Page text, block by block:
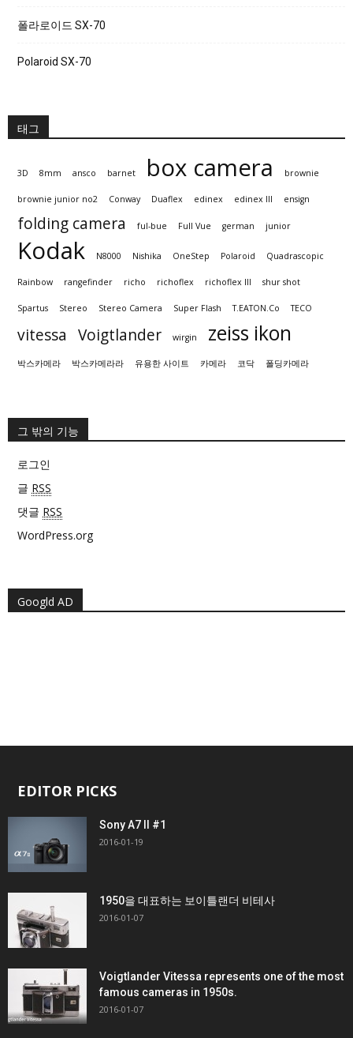
폴라로이드 SX-70
Polaroid SX-70
태그
3D 8mm ansco barnet box camera brownie
brownie junior no2 Conway Duaflex edinex edinex III ensign
folding camera ful-bue Full Vue german junior
Kodak N8000 Nishika OneStep Polaroid Quadrascopic
Rainbow rangefinder richo richoflex richoflex III shur shot
Spartus Stereo Stereo Camera Super Flash T.EATON.Co TECO
vitessa Voigtlander wirgin zeiss ikon
박스카메라 박스카메라라 유용한 사이트 카메라 코닥 폴딩카메라
그 밖의 기능
로그인
글 RSS
댓글 RSS
WordPress.org
Googld AD
EDITOR PICKS
Sony A7 II #1
2016-01-19
1950을 대표하는 보이틀랜더 비테사
2016-01-07
Voigtlander Vitessa represents one of the most
famous cameras in 1950s.
2016-01-07